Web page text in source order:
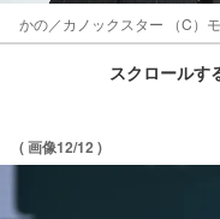
かの／カノックスター （C）
スクロールす
( 画像12/12 )